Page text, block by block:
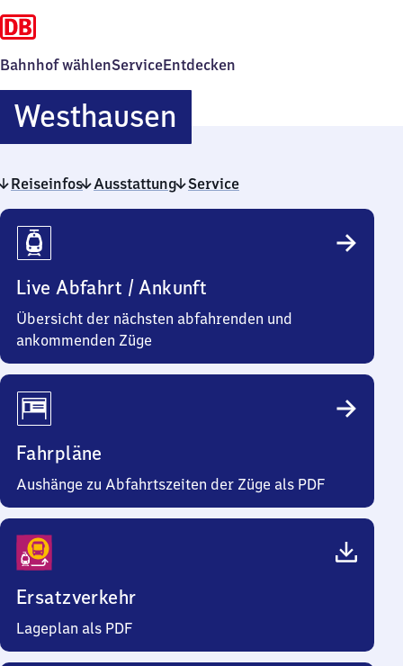
Bahnhof wählenServiceEntdecken
WesthausenWesthausen
Reiseinfos Ausstattung Service
Reiseinfos
Live Abfahrt / Ankunft
Übersicht der nächsten abfahrenden und
ankommenden Züge
Fahrpläne
Aushänge zu Abfahrtszeiten der Züge als PDF
Ersatzverkehr
Lageplan als PDF